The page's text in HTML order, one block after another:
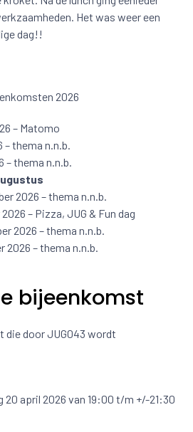
Het was weer een
dag!!
2026
– Matomo
– thema n.n.b.
– thema n.n.b.
2026 – thema n.n.b.
– Pizza, JUG & Fun dag
2026 – thema n.n.b.
2026 – thema n.n.b.
bijeenkomst
die door JUG043 wordt
20 april 2026 van 19:00 t/m +/-21:30